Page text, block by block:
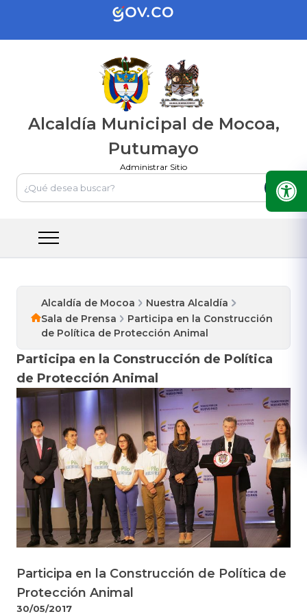
Alcaldía Municipal de Mocoa,
Putumayo
Administrar Sitio
Alcaldía de Mocoa
Nuestra Alcaldía
Sala de Prensa
Participa en la Construcción
de Política de Protección Animal
Participa en la Construcción de Política
de Protección Animal
Participa en la Construcción de Política de
Protección Animal
30/05/2017